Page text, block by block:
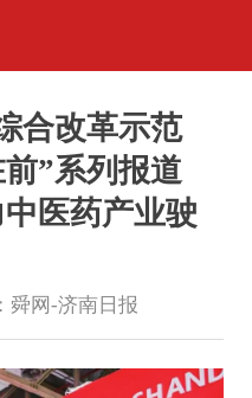
合改革示范
”系列报道
医药产业驶
舜网-济南日报